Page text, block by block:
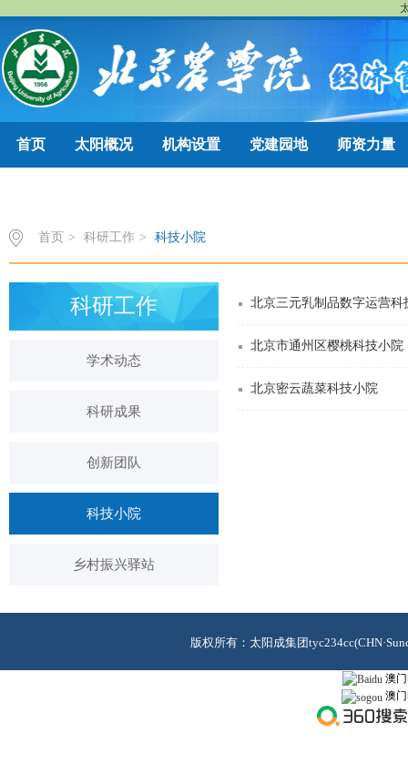
首页 太阳概况 机构设置 党建园地 师资力量
首页 > 科研工作 > 科技小院
科研工作
学术动态
科研成果
创新团队
科技小院
乡村振兴驿站
北京三元乳制品数字运营科
北京市通州区樱桃科技小院
北京密云蔬菜科技小院
版权所有：太阳成集团